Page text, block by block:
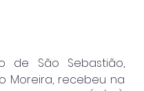
de São Sebastião,
Moreira, recebeu na